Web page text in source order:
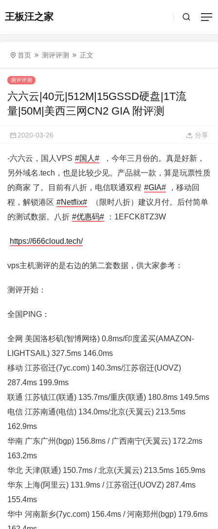
王板汪之家
首页 测评评测 正文
测评评测
六六云|40元|512M|15GSSD硬盘|1T流
量|50M|美西三网CN2 GIA 附评测
2020-03-26 分享
-六六云，国人VPS #国人#
，今年三月份的。真是好新，
另外域名.tech，也是比较少见。产品就一款，算是玩票性质
的商家 了。目前有八折，电信联通双程 #GIA#
，移动回
程，解锁港区 #Netflix#
（限时八折）建议月付。后付简单
的测试数据。八折 #优惠码# ：1EFCK8TZ3W
https://666cloud.tech/
vps主机测评的是右边的第二套数据，供大家参考：
测评开始：
全国PING：
全网 美国洛杉矶(智博网络) 0.8ms/印度孟买(AMAZON-
LIGHTSAIL) 327.5ms 146.0ms
移动 江苏宿迁(7yc.com) 140.3ms/江苏宿迁(UOVZ)
287.4ms 199.9ms
联通 江苏镇江(联通) 135.7ms/重庆(联通) 180.8ms 149.5ms
电信 江苏南通(电信) 134.0ms/北京(天翼云) 213.5ms
162.9ms
华南 广东广州(bgp) 156.8ms / 广西南宁(天翼云) 172.2ms
163.2ms
华北 天津(联通) 150.7ms / 北京(天翼云) 213.5ms 165.9ms
华东 上海(阿里云) 131.9ms / 江苏宿迁(UOVZ) 287.4ms
155.4ms
华中 河南新乡(7yc.com) 156.4ms / 河南郑州(bgp) 179.6ms